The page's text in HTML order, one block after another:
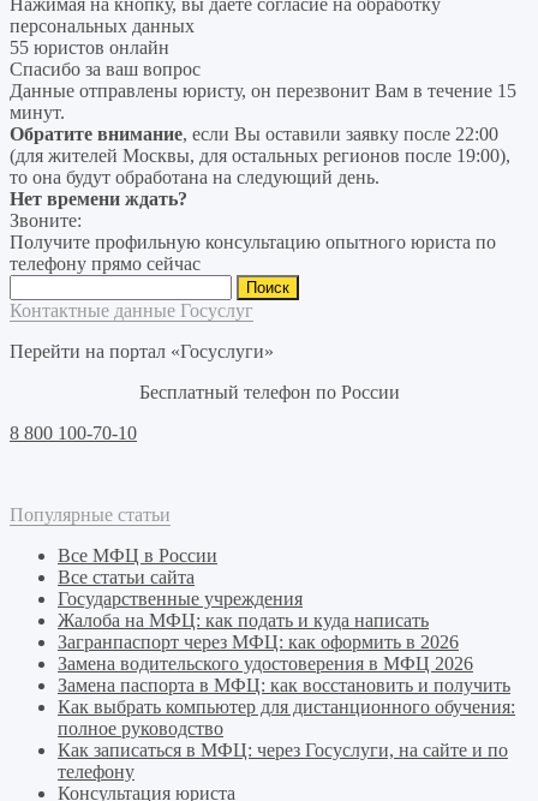
Нажимая на кнопку, вы даёте согласие на обработку
персональных данных
55 юристов онлайн
Спасибо за ваш вопрос
Данные отправлены юристу, он перезвонит Вам в течение 15
минут.
Обратите внимание, если Вы оставили заявку после 22:00
(для жителей Москвы, для остальных регионов после 19:00),
то она будут обработана на следующий день.
Нет времени ждать?
Звоните:
Получите профильную консультацию опытного юриста по
телефону прямо сейчас
Контактные данные Госуслуг
Перейти на портал «Госуслуги»
Бесплатный телефон по России
8 800 100-70-10
Популярные статьи
Все МФЦ в России
Все статьи сайта
Государственные учреждения
Жалоба на МФЦ: как подать и куда написать
Загранпаспорт через МФЦ: как оформить в 2026
Замена водительского удостоверения в МФЦ 2026
Замена паспорта в МФЦ: как восстановить и получить
Как выбрать компьютер для дистанционного обучения:
полное руководство
Как записаться в МФЦ: через Госуслуги, на сайте и по
телефону
Консультация юриста